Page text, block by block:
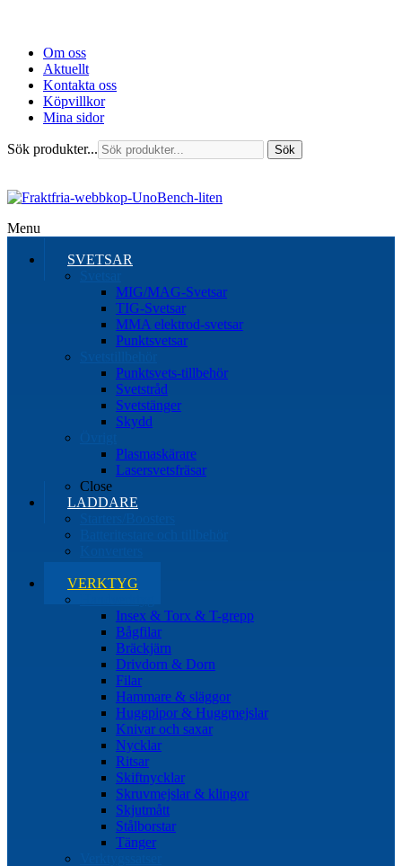
Om oss
Aktuellt
Kontakta oss
Köpvillkor
Mina sidor
Sök produkter... Sök
Menu
SVETSAR
MIG/MAG-Svetsar
TIG-Svetsar
MMA elektrod-svetsar
Punktsvetsar
Punktsvets-tillbehör
Svetstråd
Svetstänger
Skydd
Plasmaskärare
Lasersvetsfräsar
Close
LADDARE
VERKTYG
Insex & Torx & T-grepp
Bågfilar
Bräckjärn
Drivdorn & Dorn
Filar
Hammare & släggor
Huggpipor & Huggmejslar
Knivar och saxar
Nycklar
Ritsar
Skiftnycklar
Skruvmejslar & klingor
Skjutmått
Stålborstar
Tänger